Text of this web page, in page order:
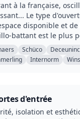
à la française,
Le type
disponible et de
battant est le plus
Schüco
Internorm
d'entrée
isolation et